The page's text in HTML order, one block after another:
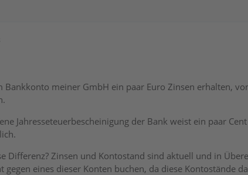
Bankkonto meiner GmbH ein paar Euro Zinsen erhalten,
Jahresseteuerbescheinigung der Bank weist ein paar
Differenz? Zinsen und Kontostand sind aktuell und in
gegen eines dieser Konten buchen, da diese Kontostände